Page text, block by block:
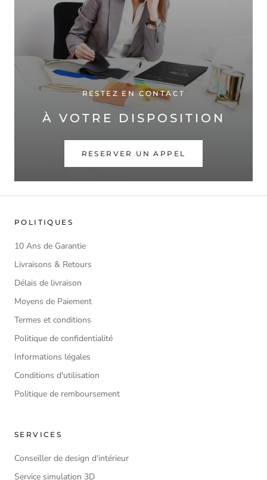
RESTEZ EN CONTACT
À VOTRE DISPOSITION
RESERVER UN APPEL
POLITIQUES
10 Ans de Garantie
Livraisons & Retours
Délais de livraison
Moyens de Paiement
Termes et conditions
Politique de confidentialité
Informations légales
Conditions d'utilisation
Politique de remboursement
SERVICES
Conseiller de design d'intérieur
Service simulation 3D